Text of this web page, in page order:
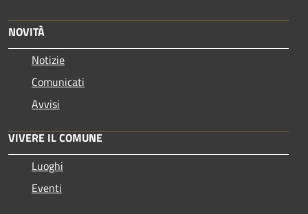
NOVITÀ
Notizie
Comunicati
Avvisi
VIVERE IL COMUNE
Luoghi
Eventi